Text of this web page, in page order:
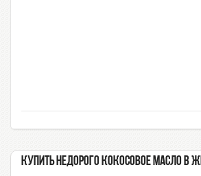
Купить недорого кокосовое масло в